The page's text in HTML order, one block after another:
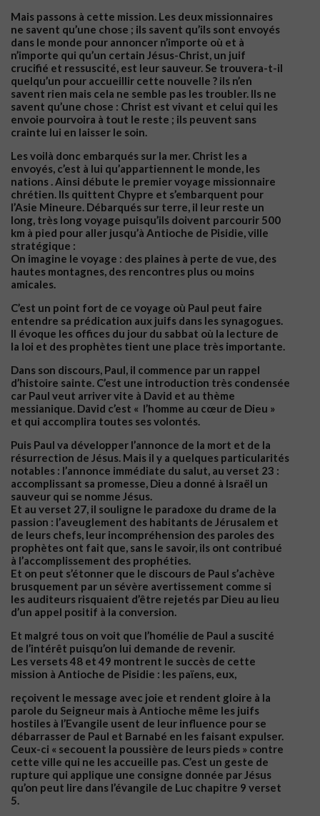
Mais passons à cette mission. Les deux missionnaires
ne savent qu’une chose ; ils savent qu’ils sont envoyés
dans le monde pour annoncer n’importe où et à
n’importe qui qu’un certain Jésus-Christ, un juif
crucifié et ressuscité, est leur sauveur. Se trouvera-t-il
quelqu’un pour accueillir cette nouvelle ? ils n’en
savent rien mais cela ne semble pas les troubler. Ils ne
savent qu’une chose : Christ est vivant et celui qui les
envoie pourvoira à tout le reste ; ils peuvent sans
crainte lui en laisser le soin.
Les voilà donc embarqués sur la mer. Christ les a
envoyés, c’est à lui qu’appartiennent le monde, les
nations . Ainsi débute le premier voyage missionnaire
chrétien. Ils quittent Chypre et s’embarquent pour
l’Asie Mineure. Débarqués sur terre, il leur reste un
long, très long voyage puisqu’ils doivent parcourir 500
km à pied pour aller jusqu’à Antioche de Pisidie, ville
stratégique :
On imagine le voyage : des plaines à perte de vue, des
hautes montagnes, des rencontres plus ou moins
amicales.
C’est un point fort de ce voyage où Paul peut faire
entendre sa prédication aux juifs dans les synagogues.
Il évoque les offices du jour du sabbat où la lecture de
la loi et des prophètes tient une place très importante.
Dans son discours, Paul, il commence par un rappel
d’histoire sainte. C’est une introduction très condensée
car Paul veut arriver vite à David et au thème
messianique. David c’est « l’homme au cœur de Dieu »
et qui accomplira toutes ses volontés.
Puis Paul va développer l’annonce de la mort et de la
résurrection de Jésus. Mais il y a quelques particularités
notables : l’annonce immédiate du salut, au verset 23 :
accomplissant sa promesse, Dieu a donné à Israël un
sauveur qui se nomme Jésus.
Et au verset 27, il souligne le paradoxe du drame de la
passion : l’aveuglement des habitants de Jérusalem et
de leurs chefs, leur incompréhension des paroles des
prophètes ont fait que, sans le savoir, ils ont contribué
à l’accomplissement des prophéties.
Et on peut s’étonner que le discours de Paul s’achève
brusquement par un sévère avertissement comme si
les auditeurs risquaient d’être rejetés par Dieu au lieu
d’un appel positif à la conversion.
Et malgré tous on voit que l’homélie de Paul a suscité
de l’intérêt puisqu’on lui demande de revenir.
Les versets 48 et 49 montrent le succès de cette
mission à Antioche de Pisidie : les païens, eux,
reçoivent le message avec joie et rendent gloire à la
parole du Seigneur mais à Antioche même les juifs
hostiles à l’Evangile usent de leur influence pour se
débarrasser de Paul et Barnabé en les faisant expulser.
Ceux-ci « secouent la poussière de leurs pieds » contre
cette ville qui ne les accueille pas. C’est un geste de
rupture qui applique une consigne donnée par Jésus
qu’on peut lire dans l’évangile de Luc chapitre 9 verset
5.